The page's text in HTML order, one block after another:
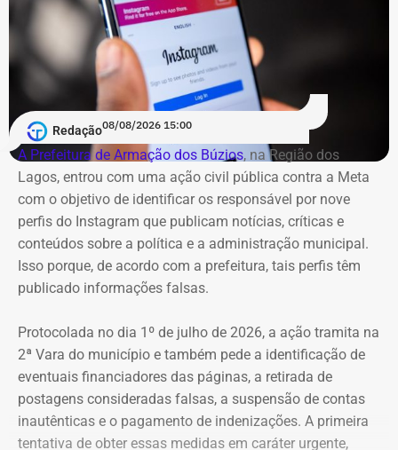
Redação08/08/2026 15:00
A Prefeitura de Armação dos Búzios, na Região dos
Lagos, entrou com uma ação civil pública contra a Meta
com o objetivo de identificar os responsável por nove
perfis do Instagram que publicam notícias, críticas e
conteúdos sobre a política e a administração municipal.
Isso porque, de acordo com a prefeitura, tais perfis têm
publicado informações falsas.
Protocolada no dia 1º de julho de 2026, a ação tramita na
2ª Vara do município e também pede a identificação de
eventuais financiadores das páginas, a retirada de
postagens consideradas falsas, a suspensão de contas
inautênticas e o pagamento de indenizações. A primeira
tentativa de obter essas medidas em caráter urgente,